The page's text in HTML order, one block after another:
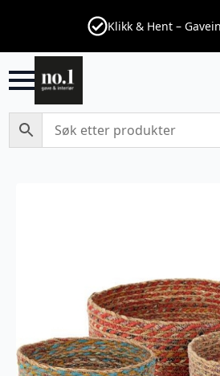
Klikk & Hent –